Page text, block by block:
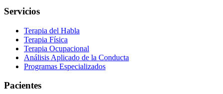
Servicios
Terapia del Habla
Terapia Física
Terapia Ocupacional
Análisis Aplicado de la Conducta
Programas Especializados
Pacientes